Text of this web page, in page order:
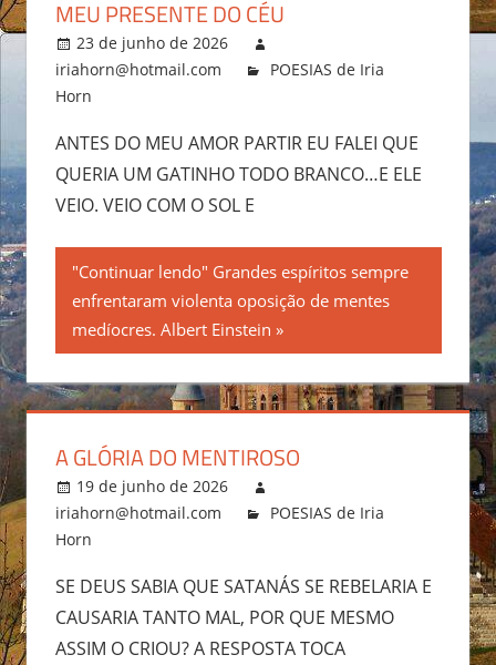
MEU PRESENTE DO CÉU
23 de junho de 2026
iriahorn@hotmail.com
POESIAS de Iria
Horn
ANTES DO MEU AMOR PARTIR EU FALEI QUE
QUERIA UM GATINHO TODO BRANCO…E ELE
VEIO. VEIO COM O SOL E
"Continuar lendo" Grandes espíritos sempre
enfrentaram violenta oposição de mentes
medíocres. Albert Einstein
A GLÓRIA DO MENTIROSO
19 de junho de 2026
iriahorn@hotmail.com
POESIAS de Iria
Horn
SE DEUS SABIA QUE SATANÁS SE REBELARIA E
CAUSARIA TANTO MAL, POR QUE MESMO
ASSIM O CRIOU? A RESPOSTA TOCA